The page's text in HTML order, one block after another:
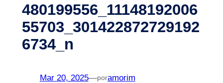
480199556_11148192006
55703_301422872729192
6734_n
Mar 20, 2025—poramorim